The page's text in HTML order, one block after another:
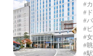
#
#
#
#
#
#
#